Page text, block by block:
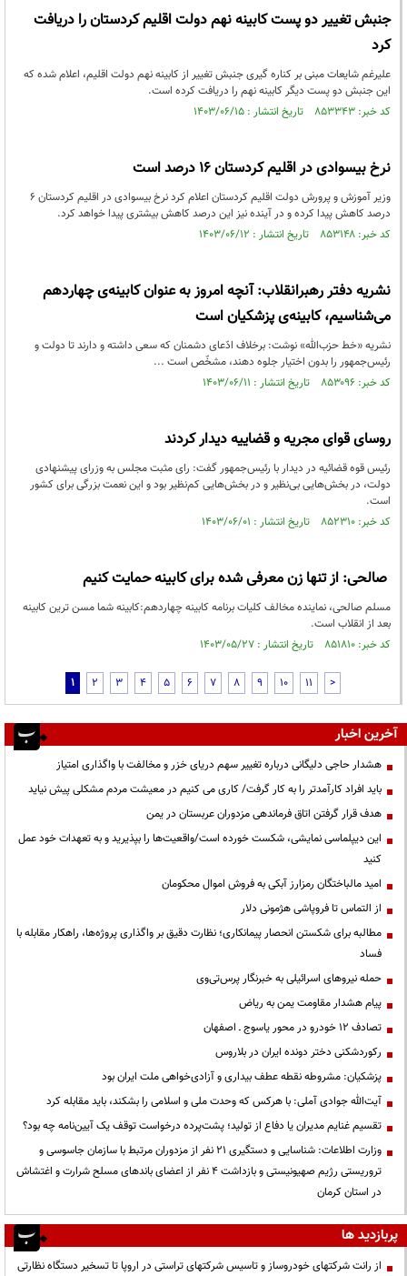
جنبش تغییر دو پست کابینه نهم دولت اقلیم کردستان را دریافت
کرد
علیرغم شایعات مبنی بر کناره گیری جنبش تغییر از کابینه نهم دولت اقلیم، اعلام شده که
این جنبش دو پست دیگر کابینه نهم را دریافت کرده است.
کد خبر: ۸۵۳۳۴۳ تاریخ انتشار : ۱۴۰۳/۰۶/۱۵
نرخ بیسوادی در اقلیم کردستان ۱۶ درصد است
وزیر آموزش و پرورش دولت اقلیم کردستان اعلام کرد نرخ بیسوادی در اقلیم کردستان ۶
درصد کاهش پیدا کرده و در آینده نیز این درصد کاهش بیشتری پیدا خواهد کرد.
کد خبر: ۸۵۳۱۴۸ تاریخ انتشار : ۱۴۰۳/۰۶/۱۲
نشریه دفتر رهبرانقلاب: آنچه امروز به عنوان کابینه‌ی چهاردهم
می‌شناسیم، کابینه‌ی پزشکیان است
نشریه «خط حزب‌الله» نوشت: برخلاف ادّعای دشمنان که سعی داشته و دارند تا دولت و
رئیس‌جمهور را بدون اختیار جلوه دهند، مشخّص است ...
کد خبر: ۸۵۳۰۹۶ تاریخ انتشار : ۱۴۰۳/۰۶/۱۱
روسای قوای مجریه و قضاییه دیدار کردند
رئیس قوه قضائیه در دیدار با رئیس‌جمهور گفت: رای مثبت مجلس به وزرای پیشنهادی
دولت، در بخش‌هایی بی‌نظیر و در بخش‌هایی کم‌نظیر بود و این نعمت بزرگی برای کشور
است.
کد خبر: ۸۵۲۳۱۰ تاریخ انتشار : ۱۴۰۳/۰۶/۰۱
صالحی: از تنها زن معرفی شده برای کابینه حمایت کنیم
مسلم صالحی، نماینده مخالف کلیات برنامه کابینه چهاردهم:کابینه شما مسن ترین کابینه
بعد از انقلاب است.
کد خبر: ۸۵۱۸۱۰ تاریخ انتشار : ۱۴۰۳/۰۵/۲۷
1 2 3 4 5 6 7 8 9 10 11 >
آخرین اخبار
هشدار حاجی دلیگانی درباره تغییر سهم دریای خزر و مخالفت با واگذاری امتیاز
باید افراد کارآمدتر را به کار گرفت/ کاری می کنیم در معیشت مردم مشکلی پیش نیاید
هدف قرار گرفتن اتاق‌ فرماندهی مزدوران عربستان در یمن
این دیپلماسی نمایشی، شکست خورده است/واقعیت‌ها را بپذیرید و به تعهدات خود عمل
کنید
امید مالباختگان رمزارز آبکی به فروش اموال محکومان
از التماس تا فروپاشی هژمونی دلار
مطالبه برای شکستن انحصار پیمانکاری؛ نظارت دقیق بر واگذاری پروژه‌ها، راهکار مقابله با
فساد
حمله نیروهای اسرائیلی به خبرنگار پرس‌تی‌وی
پیام هشدار مقاومت یمن به ریاض
تصادف ۱۲ خودرو در محور یاسوج ـ اصفهان
رکوردشکنی دختر دونده ایران در بلاروس
پزشکیان: مشروطه نقطه عطف بیداری و آزادی‌خواهی ملت ایران بود
آیت‌الله جوادی آملی: با هرکس که وحدت ملی و اسلامی را بشکند، باید مقابله کرد
تقسیم غنایم مدیران یا دفاع از تولید؛ پشت‌پرده درخواست توقف یک آیین‌نامه چه بود؟
وزارت اطلاعات: شناسایی و دستگیری ۲۱ نفر از مزدوران مرتبط با سازمان جاسوسی و
تروریستی رژیم صهیونیستی و بازداشت ۴ نفر از اعضای باندهای مسلح شرارت و اغتشاش
در استان کرمان
پربازدید ها
از رانت‌ شرکتهای خودروساز و تاسیس شرکتهای تراستی در اروپا تا تسخیر دستگاه نظارتی